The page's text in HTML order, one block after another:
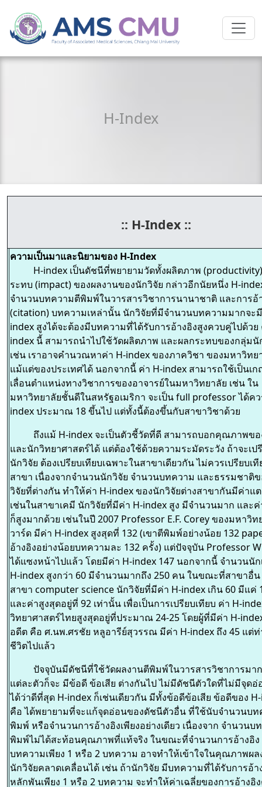
H-Index
:: H-Index ::
ความเป็นมาและนิยามของ H-Index
H-index เป็นดัชนีที่พยายามวัดทั้งผลิตภาพ
ระทบ (impact) ของผลงานของนักวิจัย กล่าวอีกนัยหนึ่ง H-
จำนวนบทความตีพิมพ์ในวารสารวิชาการนานาชาติ และการอ้
(citation) บทความเหล่านั้น นักวิจัยที่มีจำนวนบทความมากจะ
index สูงได้จะต้องมีบทความที่ได้รับการอ้างอิงสูงควบคู่ไปด้วย
index นี้ สามารถนำไปใช้วัดผลิตภาพ และผลกระทบของกลุ่มนั
เช่น เราอาจคำนวณหาค่า H-index ของภาควิชา ของมหาวิทย
แม้แต่ของประเทศได้ นอกจากนี้ ค่า H-index สามารถใช้เป็นเ
เลื่อนตำแหน่งทางวิชาการของอาจารย์ในมหาวิทยาลัย เช่น ใน
มหาวิทยาลัยชั้นดีในสหรัฐอเมริกา จะเป็น full professor ได้ค
index ประมาณ 18 ขึ้นไป แต่ทั้งนี้ต้องขึ้นกับสาขาวิชาด้วย
ถึงแม้ H-index จะเป็นตัวชี้วัดที่ดี สามารถบอกคุณภาพข
และนักวิทยาศาสตร์ได้ แต่ต้องใช้ด้วยความระมัดระวัง ถ้าจะเป
นักวิจัย ต้องเปรียบเทียบเฉพาะในสาขาเดียวกัน ไม่ควรเปรียบเ
สาขา เนื่องจากจำนวนนักวิจัย จำนวนบทความ และธรรมชาติ
วิจัยที่ต่างกัน ทำให้ค่า H-index ของนักวิจัยต่างสาขากันมีค่าแ
เช่นในสาขาเคมี นักวิจัยที่มีค่า H-index สูง มีจำนวนมาก และ
ก็สูงมากด้วย เช่นในปี 2007 Professor E.F. Corey ของมหาวิท
วาร์ด มีค่า H-index สูงสุดที่ 132 (เขาตีพิมพ์อย่างน้อย 132
อ้างอิงอย่างน้อยบทความละ 132 ครั้ง) แต่ปัจจุบัน Professor
ได้แซงหน้าไปแล้ว โดยมีค่า H-index 147 นอกจากนี้ จำนวนนั
H-index สูงกว่า 60 มีจำนวนมากถึง 250 คน ในขณะที่สาขาอื่น
สาขา computer science นักวิจัยที่มีค่า H-index เกิน 60 มีแค่
และค่าสูงสุดอยู่ที่ 92 เท่านั้น เพื่อเป็นการเปรียบเทียบ ค่า H-
วิทยาศาสตร์ไทยสูงสุดอยู่ที่ประมาณ 24-25 โดยผู้ที่มีค่า H-
อดีต คือ ศ.นพ.ศรชัย หลูอารีย์สุวรรณ มีค่า H-index ถึง 45 แต่ท่
ชีวิตไปแล้ว
ปัจจุบันมีดัชนีที่ใช้วัดผลงานตีพิมพ์ในวารสารวิชาการมา
แต่ละตัวก็จะ มีข้อดี ข้อเสีย ต่างกันไป ไม่มีดัชนีตัวใดที่ไม่มีจุด
ได้ว่าดีที่สุด H-index ก็เช่นเดียวกัน มีทั้งข้อดีข้อเสีย ข้อดีของ
คือ ได้พยายามที่จะแก้จุดอ่อนของดัชนีตัวอื่น ที่ใช้นับจำนวนบ
พิมพ์ หรือจำนวนการอ้างอิงเพียงอย่างเดียว เนื่องจาก จำนวนบ
พิมพ์ไม่ได้สะท้อนคุณภาพที่แท้จริง ในขณะที่จำนวนการอ้างอิง
บทความเพียง 1 หรือ 2 บทความ อาจทำให้เข้าใจในคุณภาพผ
นักวิจัยคลาดเคลื่อนได้ เช่น ถ้านักวิจัย มีบทความที่ได้รับการอ้า
หลักพันเพียง 1 หรือ 2 บทความ จะทำให้ค่าเฉลี่ยของการอ้างอิ